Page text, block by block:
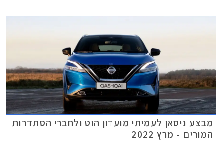
מבצע ניסאן לעמיתי מועדון הוט ולחברי הסתדרות
המורים - מרץ 2022